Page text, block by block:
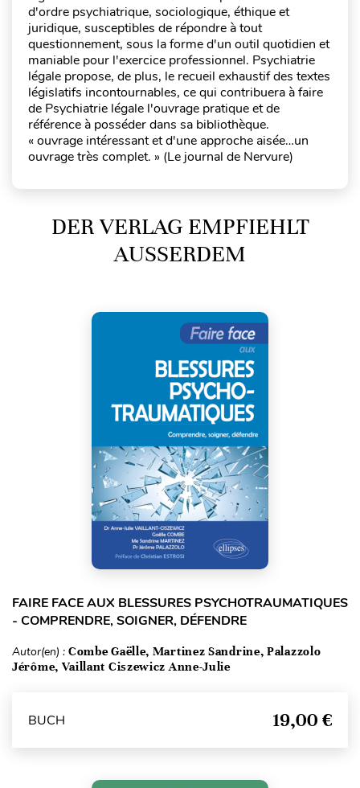
d'ordre psychiatrique, sociologique, éthique et
juridique, susceptibles de répondre à tout
questionnement, sous la forme d'un outil quotidien et
maniable pour l'exercice professionnel. Psychiatrie
légale propose, de plus, le recueil exhaustif des textes
législatifs incontournables, ce qui contribuera à faire
de Psychiatrie légale l'ouvrage pratique et de
référence à posséder dans sa bibliothèque.
« ouvrage intéressant et d'une approche aisée…un
ouvrage très complet. » (Le journal de Nervure)
DER VERLAG EMPFIEHLT
AUSSERDEM
FAIRE FACE AUX BLESSURES PSYCHOTRAUMATIQUES
- COMPRENDRE, SOIGNER, DÉFENDRE
Autor(en) : Combe Gaëlle, Martinez Sandrine, Palazzolo
Jérôme, Vaillant Ciszewicz Anne-Julie
BUCH 19,00 €